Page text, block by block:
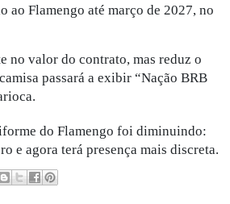
Flamengo até março de 2027, no
no valor do contrato, mas reduz o
passará a exibir “Nação BRB
do Flamengo foi diminuindo:
e agora terá presença mais discreta.